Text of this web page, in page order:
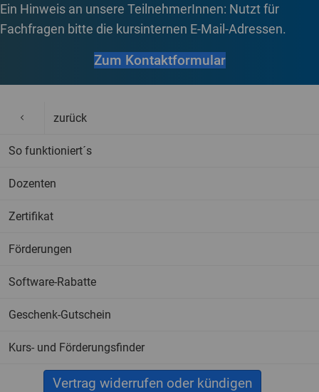
Ein Hinweis an unsere TeilnehmerInnen: Nutzt für
Fachfragen bitte die kursinternen E-Mail-Adressen.
Zum Kontaktformular
zurück
So funktioniert´s
Dozenten
Zertifikat
Förderungen
Software-Rabatte
Geschenk-Gutschein
Kurs- und Förderungsfinder
Vertrag widerrufen oder kündigen